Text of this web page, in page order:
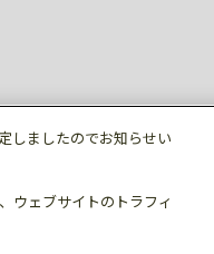
しましたのでお知らせい
ウェブサイトのトラフィ